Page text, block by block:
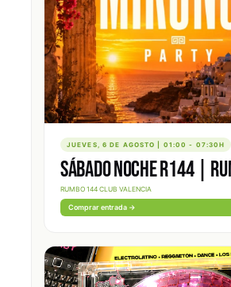
JUEVES, 6 DE AGOSTO | 01:00 - 07:30H
SÁBADO NOCHE R144 |
RUMBO 144 CLUB VALENCIA
Comprar entrada →